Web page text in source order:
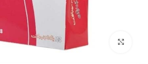
بزرگنمایی تصویر